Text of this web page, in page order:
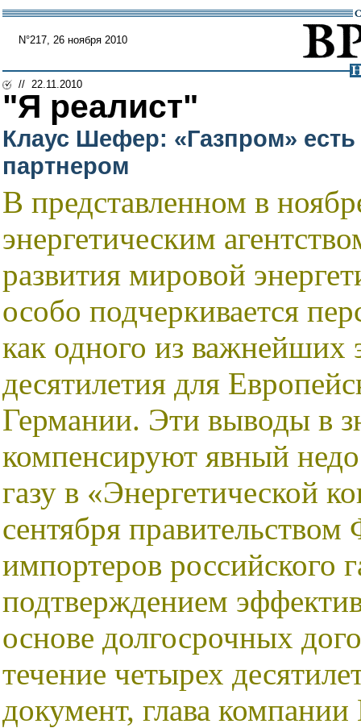
N°217, 26 ноября 2010
// 22.11.2010
"Я реалист"
Клаус Шефер: «Газпром»
партнером
В представленном в
энергетическим
развития мировой
особо подчеркивается
как одного из важнейших
десятилетия для
Германии. Эти выводы в
компенсируют явный
газу в «Энергетической
сентября
импортеров российского
подтверждением
основе долгосрочных
течение четырех
документ, глава